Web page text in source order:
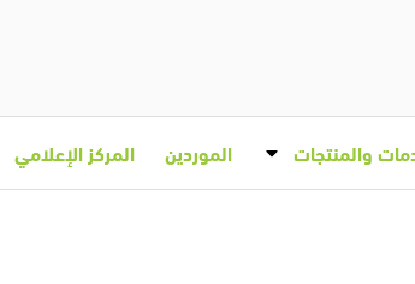
والمنتجات الموردين المركز الإعلامي